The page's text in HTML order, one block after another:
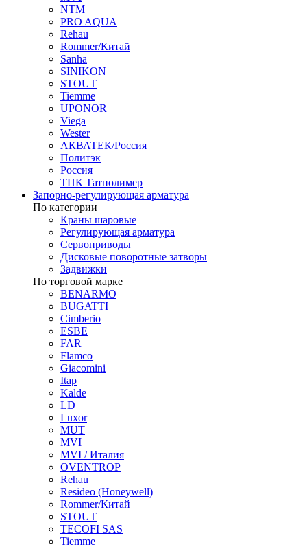
NTM
PRO AQUA
Rehau
Rommer/Китай
Sanha
SINIKON
STOUT
Tiemme
UPONOR
Viega
Wester
АКВАТЕК/Россия
Политэк
Россия
ТПК Татполимер
Запорно-регулирующая арматура
По категории
Краны шаровые
Регулирующая арматура
Сервоприводы
Дисковые поворотные затворы
Задвижки
По торговой марке
BENARMO
BUGATTI
Cimberio
ESBE
FAR
Flamco
Giacomini
Itap
Kalde
LD
Luxor
MUT
MVI
MVI / Италия
OVENTROP
Rehau
Resideo (Honeywell)
Rommer/Китай
STOUT
TECOFI SAS
Tiemme